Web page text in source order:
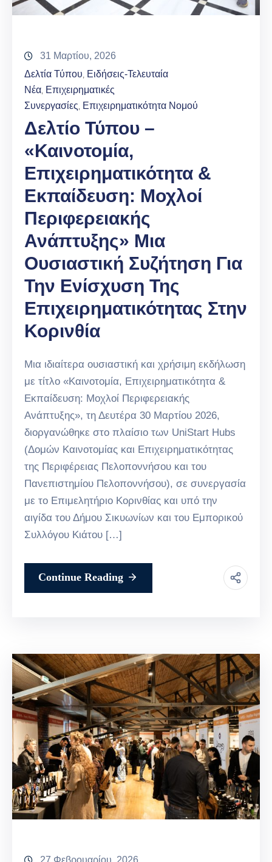
31 Μαρτίου, 2026
Δελτία Τύπου Ειδήσεις-Τελευταία
Νέα Επιχειρηματικές
Συνεργασίες Επιχειρηματικότητα Νομού
Δελτίο Τύπου –
«Καινοτομία,
Επιχειρηματικότητα &
Εκπαίδευση: Μοχλοί
Περιφερειακής
Ανάπτυξης» Μια
Ουσιαστική Συζήτηση Για
Την Ενίσχυση Της
Επιχειρηματικότητας Στην
Κορινθία
Μια ιδιαίτερα ουσιαστική και χρήσιμη εκδήλωση
με τίτλο «Καινοτομία, Επιχειρηματικότητα &
Εκπαίδευση: Μοχλοί Περιφερειακής
Ανάπτυξης», τη Δευτέρα 30 Μαρτίου 2026,
διοργανώθηκε στο πλαίσιο των UniStart Hubs
(Δομών Καινοτομίας και Επιχειρηματικότητας
της Περιφέρειας Πελοποννήσου και του
Πανεπιστημίου Πελοποννήσου), σε συνεργασία
με το Επιμελητήριο Κορινθίας και υπό την
αιγίδα του Δήμου Σικυωνίων και του Εμπορικού
Συλλόγου Κιάτου […]
Continue Reading
27 Φεβρουαρίου, 2026